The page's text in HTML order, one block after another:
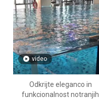
video
Odkrijte eleganco in
funkcionalnost notranjih